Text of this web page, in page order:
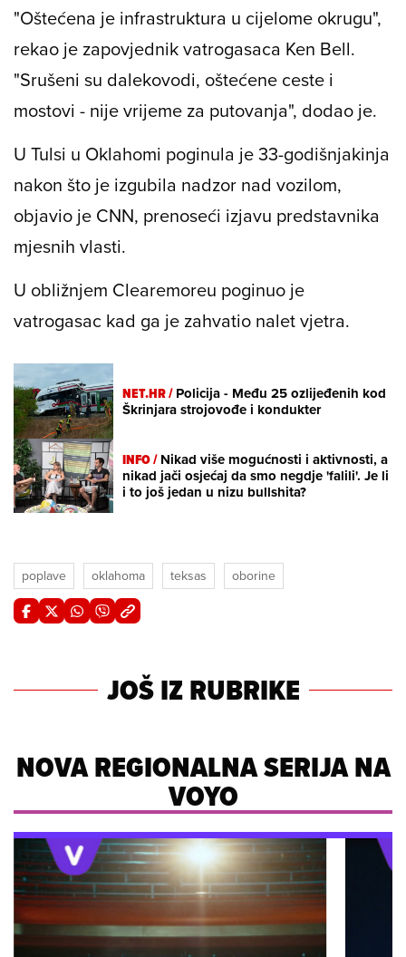
"Oštećena je infrastruktura u cijelome okrugu",
rekao je zapovjednik vatrogasaca Ken Bell.
"Srušeni su dalekovodi, oštećene ceste i
mostovi - nije vrijeme za putovanja", dodao je.
U Tulsi u Oklahomi poginula je 33-godišnjakinja
nakon što je izgubila nadzor nad vozilom,
objavio je CNN, prenoseći izjavu predstavnika
mjesnih vlasti.
U obližnjem Clearemoreu poginuo je
vatrogasac kad ga je zahvatio nalet vjetra.
NET.HR /Policija - Među 25 ozlijeđenih kod
Škrinjara strojovođe i kondukter
INFO /Nikad više mogućnosti i aktivnosti, a
nikad jači osjećaj da smo negdje 'falili'. Je li
i to još jedan u nizu bullshita?
poplave oklahoma teksas oborine
JOŠ IZ RUBRIKE
NOVA REGIONALNA SERIJA NA
VOYO